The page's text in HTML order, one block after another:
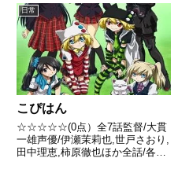
兄と、遊びに来る周囲の人々や妖
精たちが繰り広げる日常コメデ
ィ。引用- Wikipedia
日常
こぴはん
☆☆☆☆☆(0点）全7話監督/大貫
一雄声優/伊瀬茉莉也,世戸さおり,
田中理恵,柿原徹也ほか全話/各話